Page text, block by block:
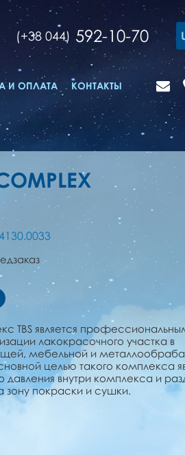
(+38 044) 592-10-70
И ОПЛАТА КОНТАКТЫ
TBS является
лакокрасочного участка в
мебельной и
целью такого комплекса
давления внутри комплекса и
зону покраски и сушки.